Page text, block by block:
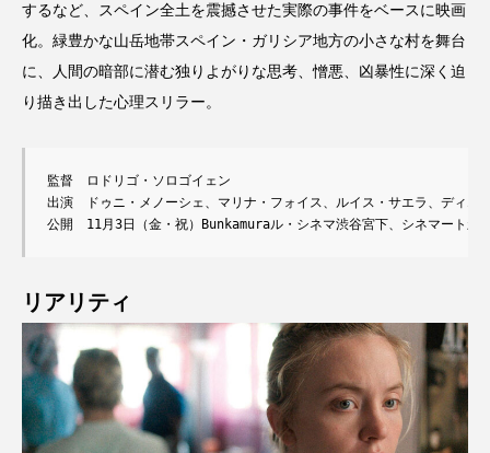
するなど、スペイン全土を震撼させた実際の事件をベースに映画
化。緑豊かな山岳地帯スペイン・ガリシア地方の小さな村を舞台
に、人間の暗部に潜む独りよがりな思考、憎悪、凶暴性に深く迫
り描き出した心理スリラー。
監督　ロドリゴ・ソロゴイェン
出演　ドゥニ・メノーシェ、マリナ・フォイス、ルイス・サエラ、ディエ
公開　11月3日（金・祝）Bunkamuraル・シネマ渋谷宮下、シネマート新
リアリティ